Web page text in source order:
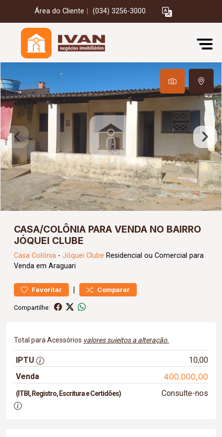
Área do Cliente (034) 3256-3000
CASA/COLÔNIA PARA VENDA NO BAIRRO
JÓQUEI CLUBE
Casa Colônia - Jóquei Clube Residencial ou Comercial para
Venda em Araguari
Favoritar | Comparar
Compartilhe:
Total para Acessórios valores sujeitos a alteração.
IPTU
10,00
Venda
400.000,00
(ITBI, Registro, Escritura e Certidões) Consulte-nos